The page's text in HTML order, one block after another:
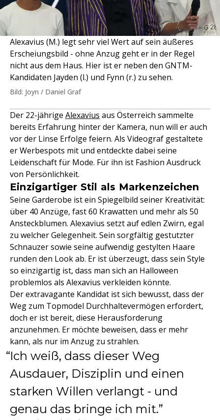
Alexavius (M.) legt sehr viel Wert auf sein äußeres
Erscheiungsbild - ohne Anzug geht er in der Regel
nicht aus dem Haus. Hier ist er neben den GNTM-
Kandidaten Jayden (l.) und Fynn (r.) zu sehen.
Bild: Joyn / Daniel Graf
Der 22-jährige Alexavius aus Österreich sammelte
bereits Erfahrung hinter der Kamera, nun will er auch
vor der Linse Erfolge feiern. Als Videograf gestaltete
er Werbespots mit und entdeckte dabei seine
Leidenschaft für Mode. Für ihn ist Fashion Ausdruck
von Persönlichkeit.
Einzigartiger Stil als Markenzeichen
Seine Garderobe ist ein Spiegelbild seiner Kreativität:
über 40 Anzüge, fast 60 Krawatten und mehr als 50
Ansteckblumen. Alexavius setzt auf edlen Zwirn, egal
zu welcher Gelegenheit. Sein sorgfältig gestutzter
Schnauzer sowie seine aufwendig gestylten Haare
runden den Look ab. Er ist überzeugt, dass sein Style
so einzigartig ist, dass man sich an Halloween
problemlos als Alexavius verkleiden könnte.
Der extravagante Kandidat ist sich bewusst, dass der
Weg zum Topmodel Durchhaltevermögen erfordert,
doch er ist bereit, diese Herausforderung
anzunehmen. Er möchte beweisen, dass er mehr
kann, als nur im Anzug zu strahlen.
Ich weiß, dass dieser Weg
Ausdauer, Disziplin und einen
starken Willen verlangt - und
genau das bringe ich mit.